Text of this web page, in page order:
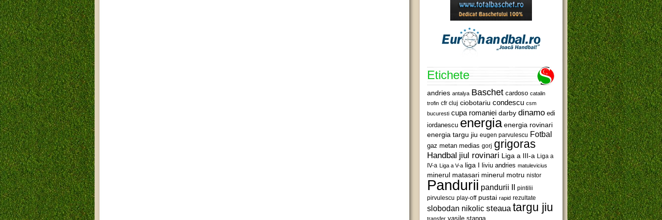
Etichete
andries antalya Baschet cardoso catalin
trofin cfr cluj ciobotariu condescu csm
bucuresti cupa romaniei darby dinamo edi
iordanescu energia energia rovinari
energia targu jiu eugen parvulescu Fotbal
gaz metan medias gorj grigoras
Handbal jiul rovinari Liga a III-a Liga a
IV-a Liga a V-a liga I liviu andries matulevicius
minerul matasari minerul motru nistor
Pandurii pandurii II pintilii
pirvulescu play-off pustai rapid rezultate
slobodan nikolic steaua targu jiu
transfer vasile stanga